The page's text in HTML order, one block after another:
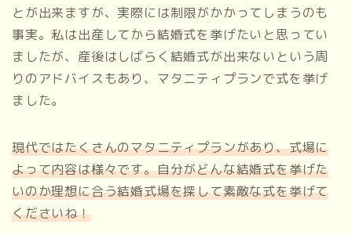
とが出来ますが、実際には制限がかかってしまうのも
事実。私は出産してから結婚式を挙げたいと思ってい
ましたが、産後はしばらく結婚式が出来ないという周
りのアドバイスもあり、マタニティプランで式を挙げ
ました。
現代ではたくさんのマタニティプランがあり、式場に
よって内容は様々です。自分がどんな結婚式を挙げた
いのか理想に合う結婚式場を探して素敵な式を挙げて
くださいね！